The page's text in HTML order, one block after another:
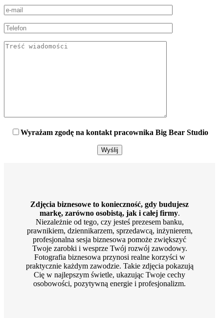
Wyrażam zgodę na kontakt pracownika Big Bear Studio
Zdjęcia biznesowe to konieczność, gdy budujesz
markę, zarówno osobistą, jak i całej firmy.
Niezależnie od tego, czy jesteś prezesem banku,
prawnikiem, dziennikarzem, sprzedawcą, inżynierem,
profesjonalna sesja biznesowa pomoże zwiększyć
Twoje zarobki i wesprze Twój rozwój zawodowy.
Fotografia biznesowa przynosi realne korzyści w
praktycznie każdym zawodzie. Takie zdjęcia pokazują
Cię w najlepszym świetle, ukazując Twoje cechy
osobowości, pozytywną energie i profesjonalizm.